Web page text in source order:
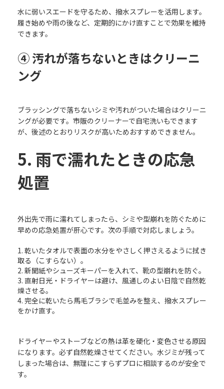
水に弱いスエードを守るため、撥水スプレーを活用します。
履き始めや雨の後など、定期的にかけ直すことで効果を維持
できます。
④ 汚れが落ちないときはクリーニ
ング
ブラッシングで落ちないシミや汚れがついた場合はクリーニ
ングが必要です。市販のクリーナーで自宅洗いもできます
が、後述のとおりリスクが高いためおすすめできません。
5. 雨で濡れたときの応急
処置
外出先で雨に濡れてしまったら、シミや型崩れを防ぐために
早めの応急処置が肝心です。次の手順で対応しましょう。
乾いたタオルで表面の水分をやさしく押さえるように拭き
取る（こすらない）。
新聞紙やシューズキーパーを入れて、靴の型崩れを防ぐ。
直射日光・ドライヤーは避け、風通しのよい日陰で自然乾
燥させる。
完全に乾いたら馬毛ブラシで毛並みを整え、撥水スプレー
をかけ直す。
ドライヤーやストーブなどの熱は革を硬化・変色させる原因
になります。必ず自然乾燥させてください。水ジミが残って
しまった場合は、無理にこすらずプロに相談するのが安全で
す。